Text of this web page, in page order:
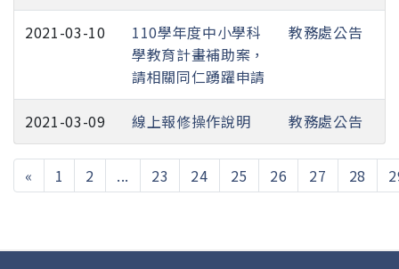
2021-03-10
110學年度中小學科
學教育計畫補助案，
請相關同仁踴躍申請
教務處公告
2021-03-09 線上報修操作說明 教務處公告
« 1 2 ... 23 24 25 26 27 28